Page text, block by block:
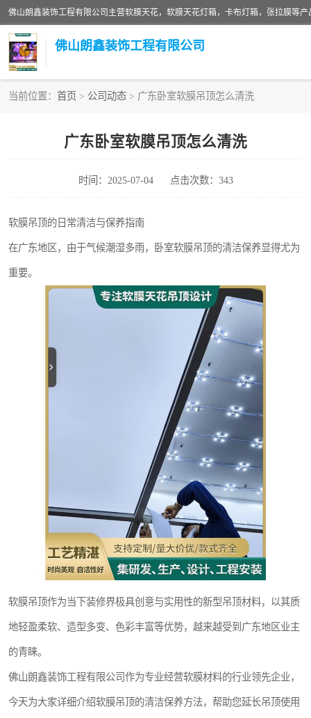
佛山朗鑫装饰工程有限公司
当前位置： 首页 > 公司动态 > 广东卧室软膜吊顶怎么清洗
广东卧室软膜吊顶怎么清洗
时间：2025-07-04 点击次数：343
软膜吊顶的日常清洁与保养指南
在广东地区，由于气候潮湿多雨，卧室软膜吊顶的清洁保养显得尤为
重要。
软膜吊顶作为当下装修界极具创意与实用性的新型吊顶材料，以其质
地轻盈柔软、造型多变、色彩丰富等优势，越来越受到广东地区业主
的青睐。
佛山朗鑫装饰工程有限公司作为专业经营软膜材料的行业领先企业，
今天为大家详细介绍软膜吊顶的清洁保养方法，帮助您延长吊顶使用